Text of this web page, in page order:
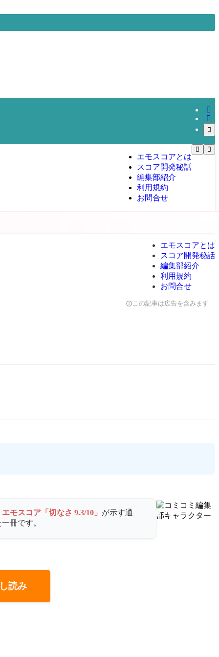
エモスコアとは
スコア開発秘話
編集部紹介
利用規約
お問合せ
エモスコアとは
スコア開発秘話
編集部紹介
利用規約
お問合せ
info この記事は広告を含みます
エモスコア「切なさ 9.3/10」 が示す通
冊です。
読み